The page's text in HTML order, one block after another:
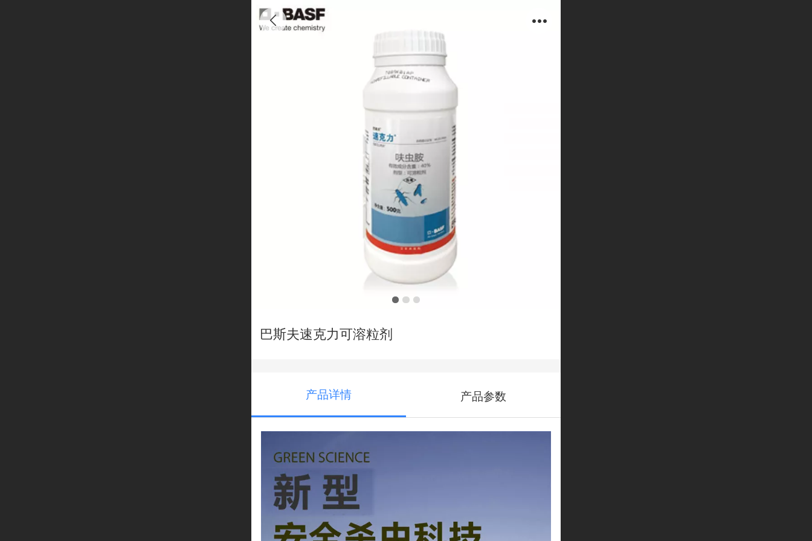
巴斯夫速克力可溶粒剂
产品详情 产品参数